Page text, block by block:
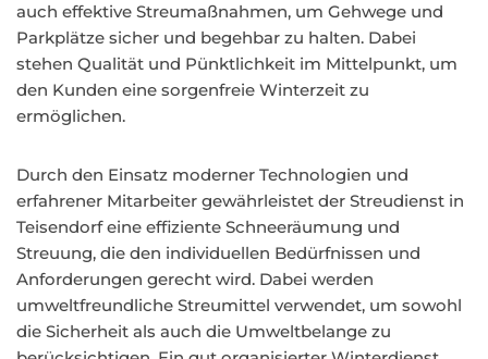
auch effektive Streumaßnahmen, um Gehwege und
Parkplätze sicher und begehbar zu halten. Dabei
stehen Qualität und Pünktlichkeit im Mittelpunkt, um
den Kunden eine sorgenfreie Winterzeit zu
ermöglichen.
Durch den Einsatz moderner Technologien und
erfahrener Mitarbeiter gewährleistet der Streudienst in
Teisendorf eine effiziente Schneeräumung und
Streuung, die den individuellen Bedürfnissen und
Anforderungen gerecht wird. Dabei werden
umweltfreundliche Streumittel verwendet, um sowohl
die Sicherheit als auch die Umweltbelange zu